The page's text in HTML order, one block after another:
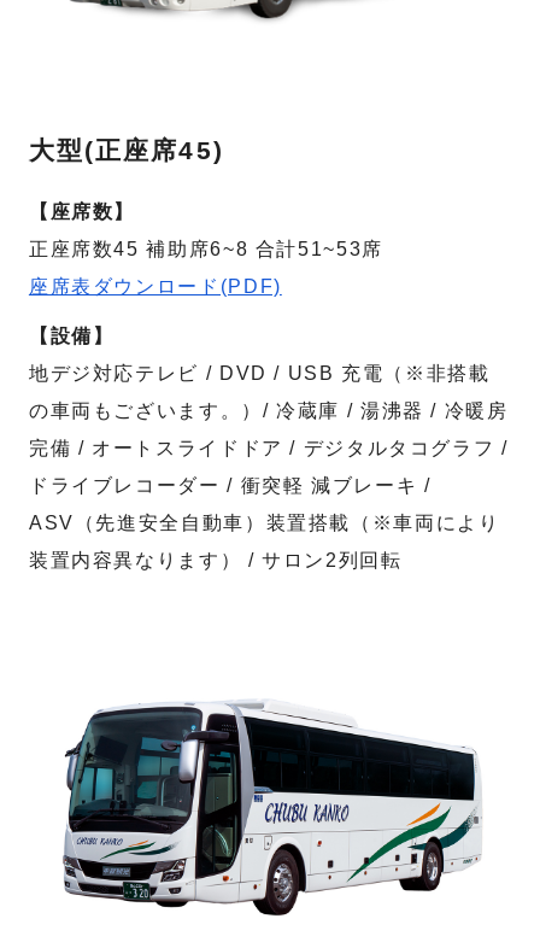
大型(正座席45)
【座席数】
正座席数45 補助席6~8 合計51~53席
座席表ダウンロード(PDF)
【設備】
地デジ対応テレビ / DVD / USB 充電（※非搭載
の車両もございます。）/ 冷蔵庫 / 湯沸器 / 冷暖房
完備 / オートスライドドア / デジタルタコグラフ /
ドライブレコーダー / 衝突軽 減ブレーキ /
ASV（先進安全自動車）装置搭載（※車両により
装置内容異なります） / サロン2列回転